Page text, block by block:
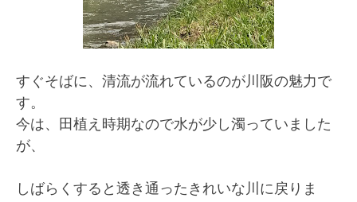
すぐそばに、清流が流れているのが川阪の魅力で
す。
今は、田植え時期なので水が少し濁っていました
が、
しばらくすると透き通ったきれいな川に戻りま